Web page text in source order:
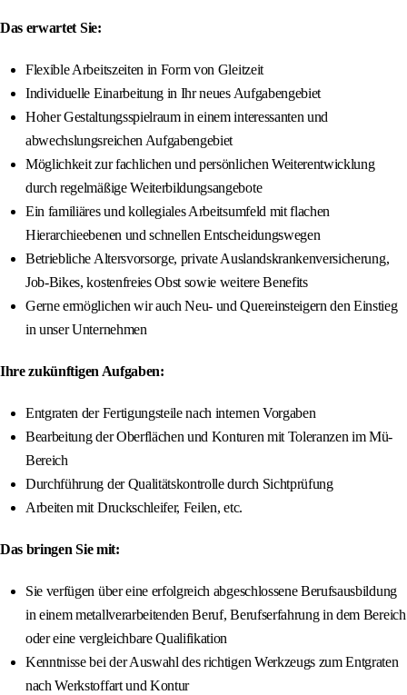
Das erwartet Sie:
Flexible Arbeitszeiten in Form von Gleitzeit
Individuelle Einarbeitung in Ihr neues Aufgabengebiet
Hoher Gestaltungsspielraum in einem interessanten und
abwechslungsreichen Aufgabengebiet
Möglichkeit zur fachlichen und persönlichen Weiterentwicklung
durch regelmäßige Weiterbildungsangebote
Ein familiäres und kollegiales Arbeitsumfeld mit flachen
Hierarchieebenen und schnellen Entscheidungswegen
Betriebliche Altersvorsorge, private Auslandskrankenversicherung,
Job-Bikes, kostenfreies Obst sowie weitere Benefits
Gerne ermöglichen wir auch Neu- und Quereinsteigern den Einstieg
in unser Unternehmen
Ihre zukünftigen Aufgaben:
Entgraten der Fertigungsteile nach internen Vorgaben
Bearbeitung der Oberflächen und Konturen mit Toleranzen im Mü-
Bereich
Durchführung der Qualitätskontrolle durch Sichtprüfung
Arbeiten mit Druckschleifer, Feilen, etc.
Das bringen Sie mit:
Sie verfügen über eine erfolgreich abgeschlossene Berufsausbildung
in einem metallverarbeitenden Beruf, Berufserfahrung in dem Bereich
oder eine vergleichbare Qualifikation
Kenntnisse bei der Auswahl des richtigen Werkzeugs zum Entgraten
nach Werkstoffart und Kontur